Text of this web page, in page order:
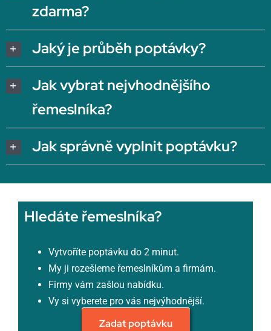
zdarma?
Jaký je průběh poptávky?
Jak vybrat nejvhodnějšího
řemeslníka?
Jak správně vyplnit poptávku?
Hledáte řemeslníka?
Vytvoříte poptávku do 2 minut.
My ji rozešleme řemeslníkům a firmám.
Firmy vám zašlou nabídku.
Vy si vyberete pro vás nejvýhodnější.
Zadat poptávku